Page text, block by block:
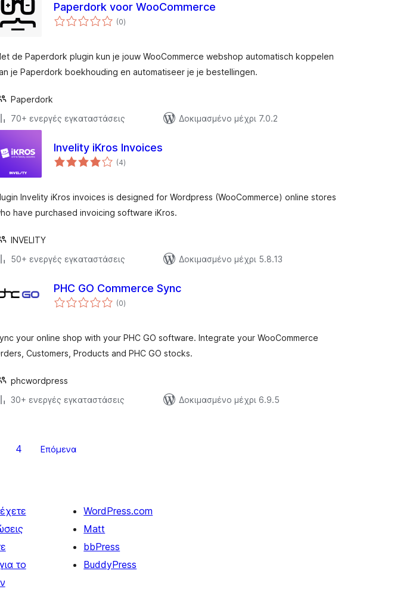
Paperdork voor WooCommerce
(0αξιολογήσεις
σύνολο
)
de Paperdork plugin kun je jouw WooCommerce webshop automatisch koppelen
je Paperdork boekhouding en automatiseer je je bestellingen.
Paperdork
70+ ενεργές εγκαταστάσεις
Δοκιμασμένο μέχρι 7.0.2
Invelity iKros Invoices
(4αξιολογήσεις
σύνολο
)
Invelity iKros invoices is designed for Wordpress (WooCommerce) online stores
have purchased invoicing software iKros.
INVELITY
50+ ενεργές εγκαταστάσεις
Δοκιμασμένο μέχρι 5.8.13
PHC GO Commerce Sync
(0αξιολογήσεις
σύνολο
)
your online shop with your PHC GO software. Integrate your WooCommerce
Customers, Products and PHC GO stocks.
phcwordpress
30+ ενεργές εγκαταστάσεις
Δοκιμασμένο μέχρι 6.9.5
4 Επόμενα
το
WordPress.com
Matt
bbPress
BuddyPress